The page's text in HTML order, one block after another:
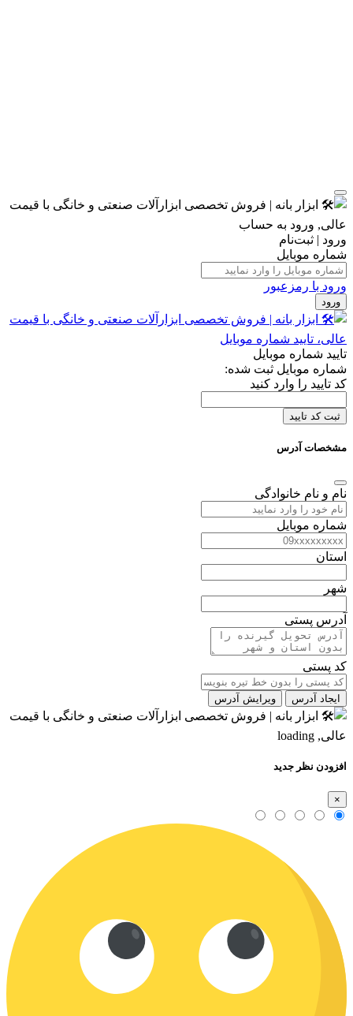
ورود | ثبت‌نام
شماره موبایل
ورود با رمزعبور
ورود
تایید شماره موبایل
شماره موبایل ثبت شده:
کد تایید را وارد کنید
ثبت کد تایید
مشخصات آدرس
نام و نام خانوادگی
شماره موبایل
استان
شهر
آدرس پستی
کد پستی
ایجاد آدرس ویرایش آدرس
افزودن نظر جدید
×